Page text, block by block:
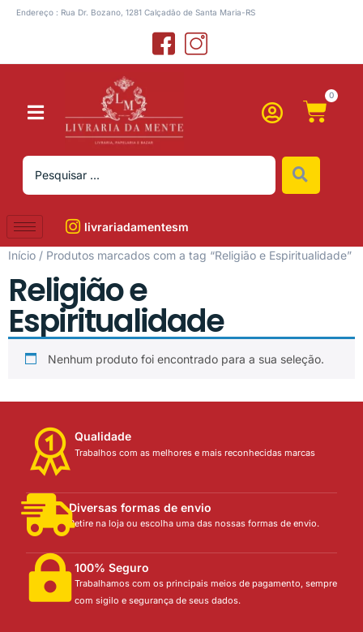
Endereço : Rua Dr. Bozano, 1281 Calçadão de Santa Maria-RS
0
livrariadamentesm
Início / Produtos marcados com a tag “Religião e Espiritualidade”
Religião e
Espiritualidade
Nenhum produto foi encontrado para a sua seleção.
Qualidade
Trabalhos com as melhores e mais reconhecidas marcas
Diversas formas de envio
Retire na loja ou escolha uma das nossas formas de envio.
100% Seguro
Trabalhamos com os principais meios de pagamento, sempre
com sigilo e segurança de seus dados.